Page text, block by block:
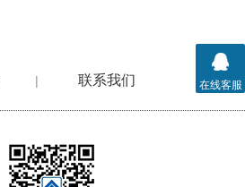
| 联系我们 在线客服